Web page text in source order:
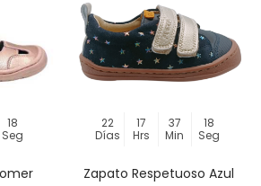
18
Seg
22
Días
17
Hrs
37
Min
18
Seg
Zapato Respetuoso Azul